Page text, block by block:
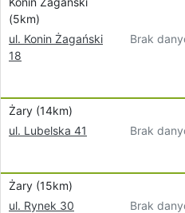
(5km)
ul. Konin Żagański
18
Brak
Żary (14km)
ul. Lubelska 41
Brak
Żary (15km)
ul. Rynek 30
Brak